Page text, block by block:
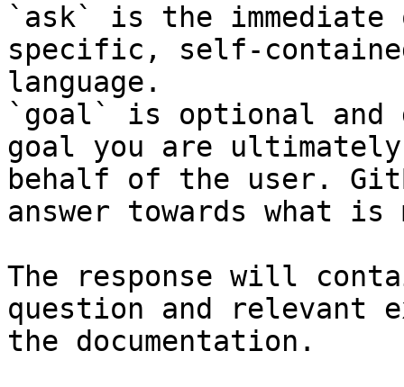
`ask` is the
specific, self-
language.
`goal` is optional and
goal you are
behalf of the user.
answer towards what
The response will
question and relevant
the documentation.